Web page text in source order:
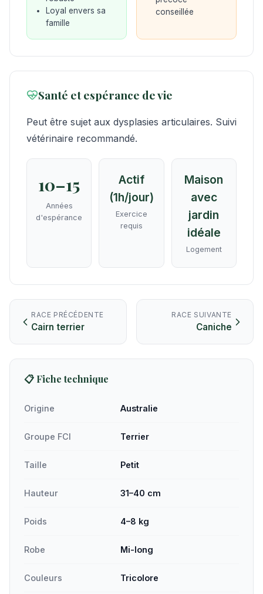
Loyal envers sa
famille
conseillée
Santé et espérance de vie
Peut être sujet aux dysplasies articulaires. Suivi
vétérinaire recommandé.
10–15
Années
d'espérance
Actif
(1h/jour)
Exercice
requis
Maison
avec
jardin
idéale
Logement
RACE PRÉCÉDENTE
Cairn terrier
RACE SUIVANTE
Caniche
📋 Fiche technique
Origine Australie
Groupe FCI Terrier
Taille Petit
Hauteur 31–40 cm
Poids 4–8 kg
Robe Mi-long
Couleurs Tricolore